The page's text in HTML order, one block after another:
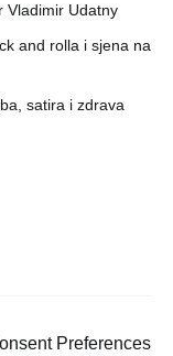
Vladimir Udatny
and rolla i sjena na
satira i zdrava
Preferences